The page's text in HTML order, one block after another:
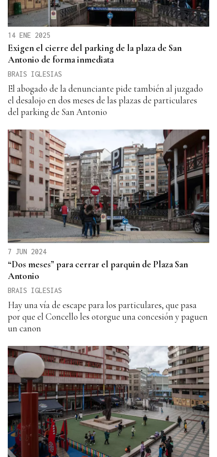
14 ENE 2025
Exigen el cierre del parking de la plaza de San
Antonio de forma inmediata
BRAIS IGLESIAS
El abogado de la denunciante pide también al juzgado
el desalojo en dos meses de las plazas de particulares
del parking de San Antonio
7 JUN 2024
“Dos meses” para cerrar el parquin de Plaza San
Antonio
BRAIS IGLESIAS
Hay una vía de escape para los particulares, que pasa
por que el Concello les otorgue una concesión y paguen
un canon